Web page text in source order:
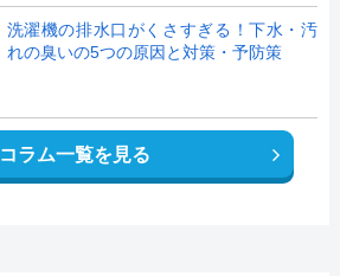
洗濯機の排水口がくさすぎる！下水・汚
れの臭いの5つの原因と対策・予防策
コラム一覧を見る